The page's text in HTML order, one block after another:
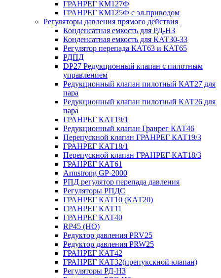
ГРАНРЕГ КМ127Ф
ГРАНРЕГ КМ125Ф с эл.приводом
Регуляторы давления прямого действия
Конденсатная емкость для РД-НЗ
Конденсатная емкость для КАТ30-33
Регулятор перепада КАТ63 и КАТ65
РДПД
DP27 Редукционный клапан с пилотным
управлением
Редукционный клапан пилотный КАТ27 для
пара
Редукционный клапан пилотный КАТ26 для
пара
ГРАНРЕГ КАТ19/1
Редукционный клапан Гранрег КАТ46
Перепускной клапан ГРАНРЕГ КАТ19/3
ГРАНРЕГ КАТ18/1
Перепускной клапан ГРАНРЕГ КАТ18/3
ГРАНРЕГ КАТ61
Armstrong GP-2000
РПД регулятор перепада давления
Регуляторы РПДС
ГРАНРЕГ КАТ10 (КАТ20)
ГРАНРЕГ КАТ11
ГРАНРЕГ КАТ40
RP45 (НО)
Редуктор давления PRV25
Редуктор давления PRW25
ГРАНРЕГ КАТ42
ГРАНРЕГ КАТ32(препукскной клапан)
Регуляторы РД-НЗ